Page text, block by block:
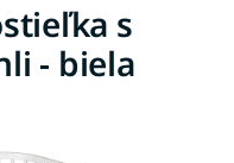
s
- biela